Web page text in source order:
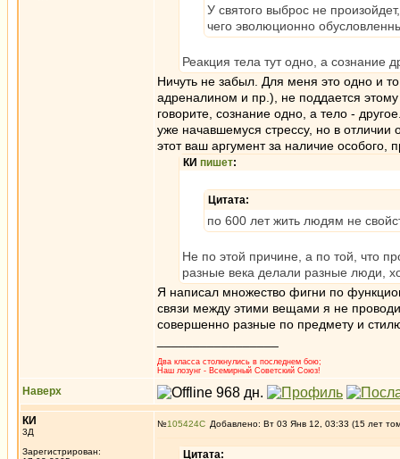
У святого выброс не
чего эволюционно
Реакция тела тут одно, а сознание
Ничуть не забыл. Для меня это одно и
адреналином и пр.), не поддается
говорите, сознание одно, а тело -
уже начавшемуся стрессу, но в отличии
этот ваш аргумент за наличие особого,
КИ пишет:
Цитата:
по 600 лет жить людям не
Не по этой причине, а по той, что
разные века делали разные люди,
Я написал множество фигни по
связи между этими вещами я не
совершенно разные по предмету и
Два класса столкнулись в последнем бою;
Наш лозунг - Всемирный Советский Союз!
Наверх
КИ
3Д
Зарегистрирован:
№105424 Добавлено: Вт 03 Янв 12, 03:33 (15 лет
Цитата: